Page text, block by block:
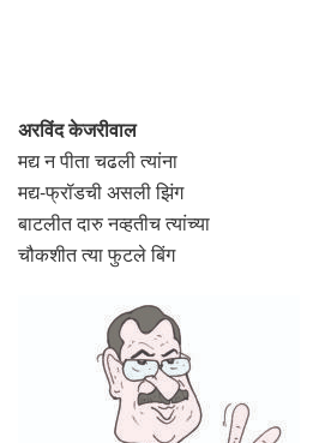
अरविंद केजरीवाल
मद्य न पीता चढली त्यांना
मद्य-फ्रॉडची असली झिंग
बाटलीत दारु नव्हतीच त्यांच्या
चौकशीत त्या फुटले बिंग